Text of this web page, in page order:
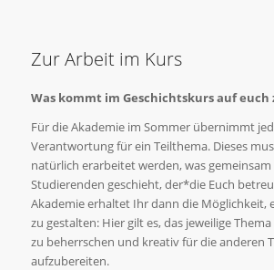
Zur Arbeit im Kurs
Was kommt im Geschichtskurs auf euch
Für die Akademie im Sommer übernimmt
Verantwortung für ein Teilthema. Dieses
natürlich erarbeitet werden, was
Studierenden geschieht, der*die Euch
Akademie erhaltet Ihr dann die Möglichkeit,
zu gestalten: Hier gilt es, das jeweilige
zu beherrschen und kreativ für die anderen
aufzubereiten.